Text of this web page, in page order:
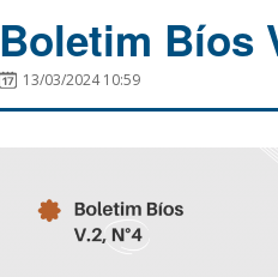
Boletim Bíos
13/03/2024 10:59